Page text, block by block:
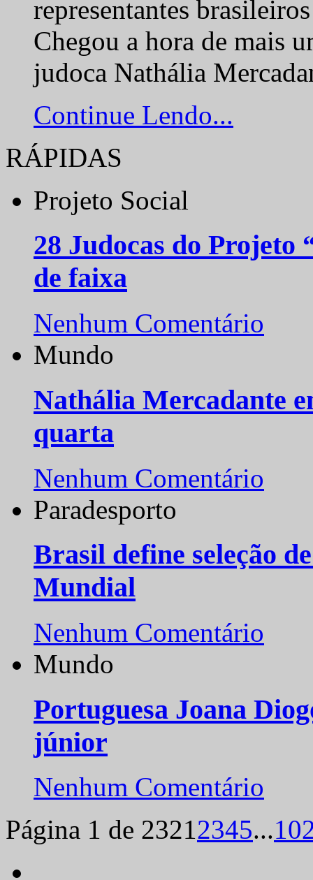
representantes
Chegou a hora de mais
judoca Nathália
Continue Lendo...
RÁPIDAS
Projeto Social
28 Judocas do
de faixa
Nenhum Comentário
Mundo
Nathália Mercadante
quarta
Nenhum Comentário
Paradesporto
Brasil define seleção
Mundial
Nenhum Comentário
Mundo
Portuguesa Joana
júnior
Nenhum Comentário
Página 1 de 23212345...10